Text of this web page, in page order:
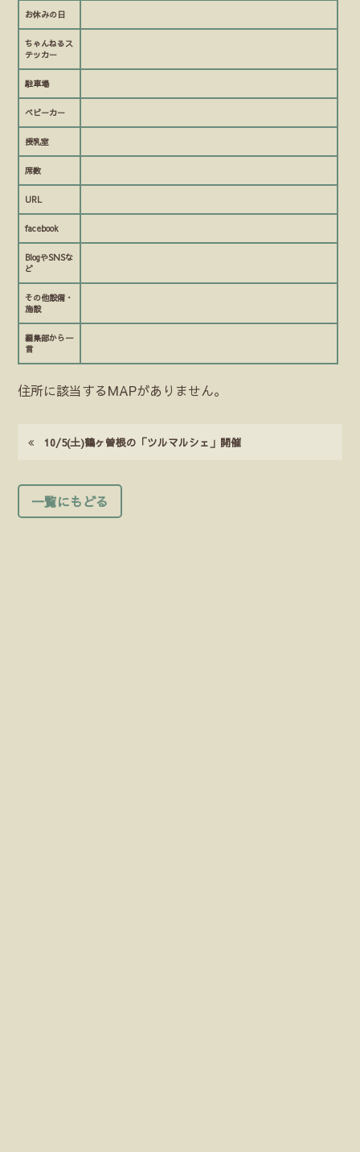
お休みの日
ちゃんねるス
テッカー
駐車場
ベビーカー
授乳室
席数
URL
facebook
BlogやSNSな
ど
その他設備・
施設
編集部から一
言
住所に該当するMAPがありません。
10/5(土)鶴ヶ曽根の「ツルマルシェ」開催
一覧にもどる